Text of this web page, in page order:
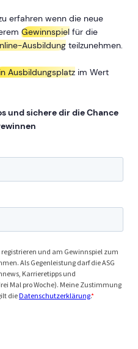
erfahren wenn die neue
Gewinnspiel für die
Ausbildung teilzunehmen.
Ausbildungsplatz im Wert
und sichere dir die Chance